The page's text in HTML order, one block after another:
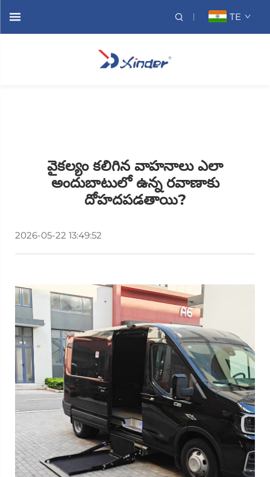
TE
వైకల్యం కలిగిన వాహనాలు ఎలా
అందుబాటులో ఉన్న రవాణాకు
దోహదపడతాయి?
2026-05-22 13:49:52